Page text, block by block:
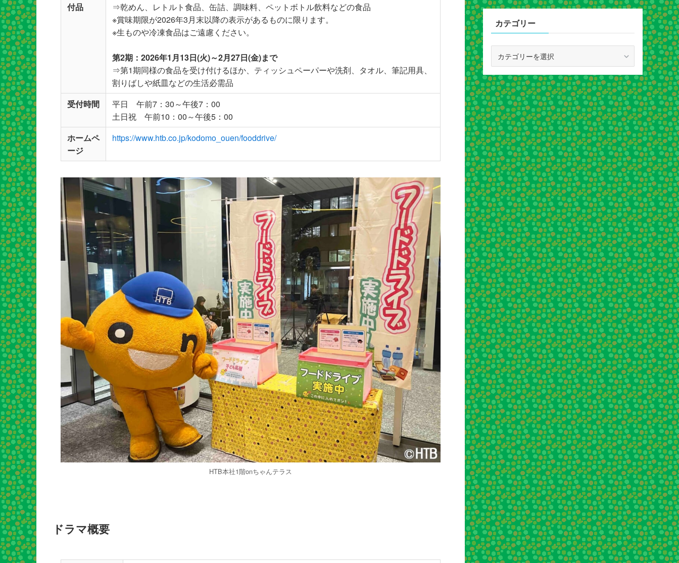
付品
⇒乾めん、レトルト食品、缶詰、調味料、ペットボトル飲料などの食品
※賞味期限が2026年3月末以降の表示があるものに限ります。
※生ものや冷凍食品はご遠慮ください。
第2期：2026年1月13日(火)～2月27日(金)まで
⇒第1期同様の食品を受け付けるほか、ティッシュペーパーや洗剤、タオル、筆記用具、
割りばしや紙皿などの生活必需品
受付時間
平日 午前7：30～午後7：00
土日祝 午前10：00～午後5：00
ホームペ
ージ
https://www.htb.co.jp/kodomo_ouen/fooddrive/
HTB本社1階onちゃんテラス
ドラマ概要
ブ
カテゴリー
ゴ
リ
ー